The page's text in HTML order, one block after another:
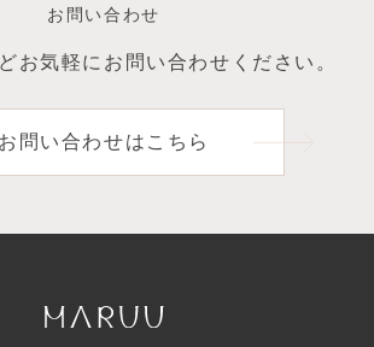
お問い合わせ
お気軽にお問い合わせください。
お問い合わせはこちら